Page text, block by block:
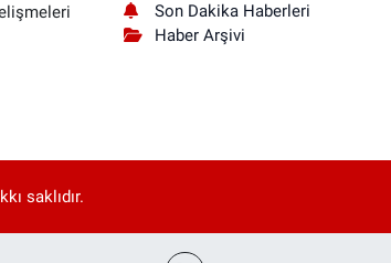
Son Dakika Haberleri
Haber Arşivi
saklıdır.